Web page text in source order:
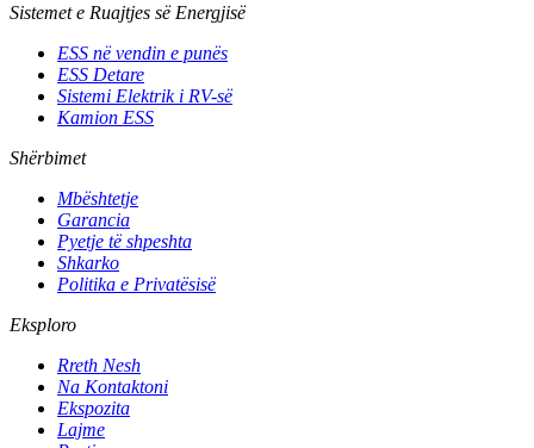
Sistemet e Ruajtjes së Energjisë
ESS në vendin e punës
ESS Detare
Sistemi Elektrik i RV-së
Kamion ESS
Shërbimet
Mbështetje
Garancia
Pyetje të shpeshta
Shkarko
Politika e Privatësisë
Eksploro
Rreth Nesh
Na Kontaktoni
Ekspozita
Lajme